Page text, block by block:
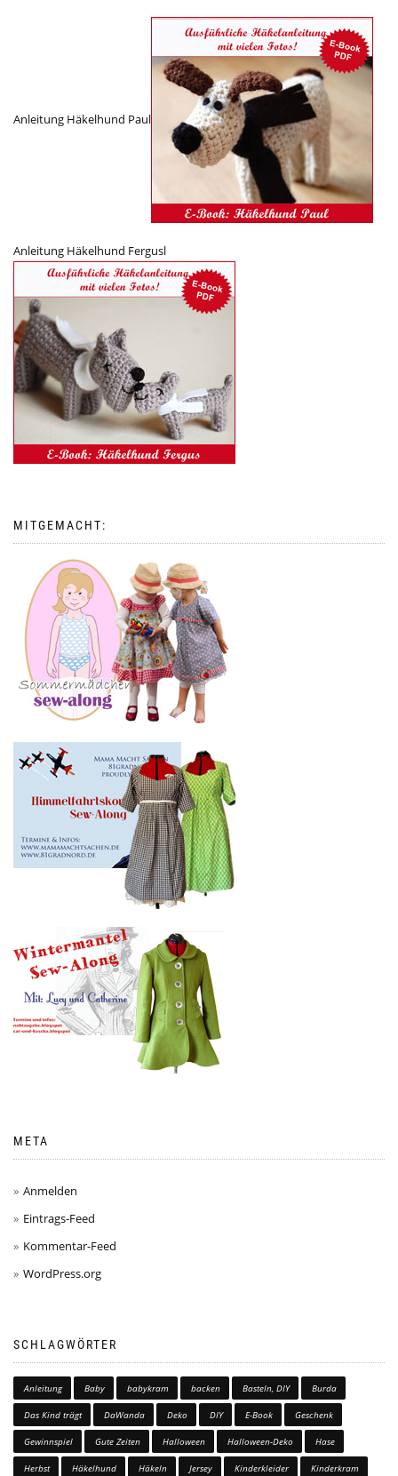
Anleitung Häkelhund Paul
Anleitung Häkelhund Fergusl
MITGEMACHT:
META
Anmelden
Eintrags-Feed
Kommentar-Feed
WordPress.org
SCHLAGWÖRTER
Anleitung Baby babykram backen Basteln, DIY Burda
Das Kind trägt DaWanda Deko DIY E-Book Geschenk
Gewinnspiel Gute Zeiten Halloween Halloween-Deko Hase
Herbst Häkelhund Häkeln Jersey Kinderkleider Kinderkram